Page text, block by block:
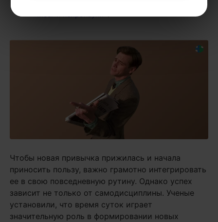
Чтобы новая привычка прижилась и начала
приносить пользу, важно грамотно интегрировать
ее в свою повседневную рутину. Однако успех
зависит не только от самодисциплины. Ученые
установили, что время суток играет
значительную роль в формировании новых